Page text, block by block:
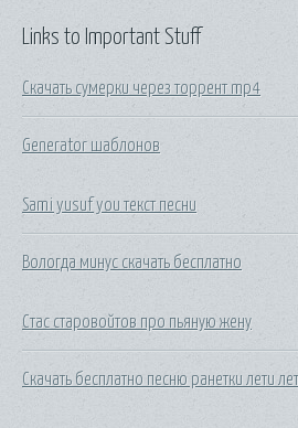
Links to Important Stuff
Скачать сумерки через торрент mp4
Generator шаблонов
Sami yusuf you текст песни
Вологда минус скачать бесплатно
Стас старовойтов про пьяную жену
Скачать бесплатно песню ранетки лети